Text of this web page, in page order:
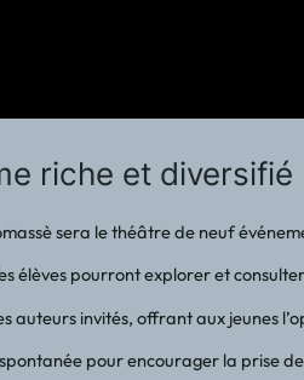
riche et diversifié
sera le théâtre de neuf
élèves pourront explorer et
auteurs invités, offrant aux jeunes
pour encourager la prise